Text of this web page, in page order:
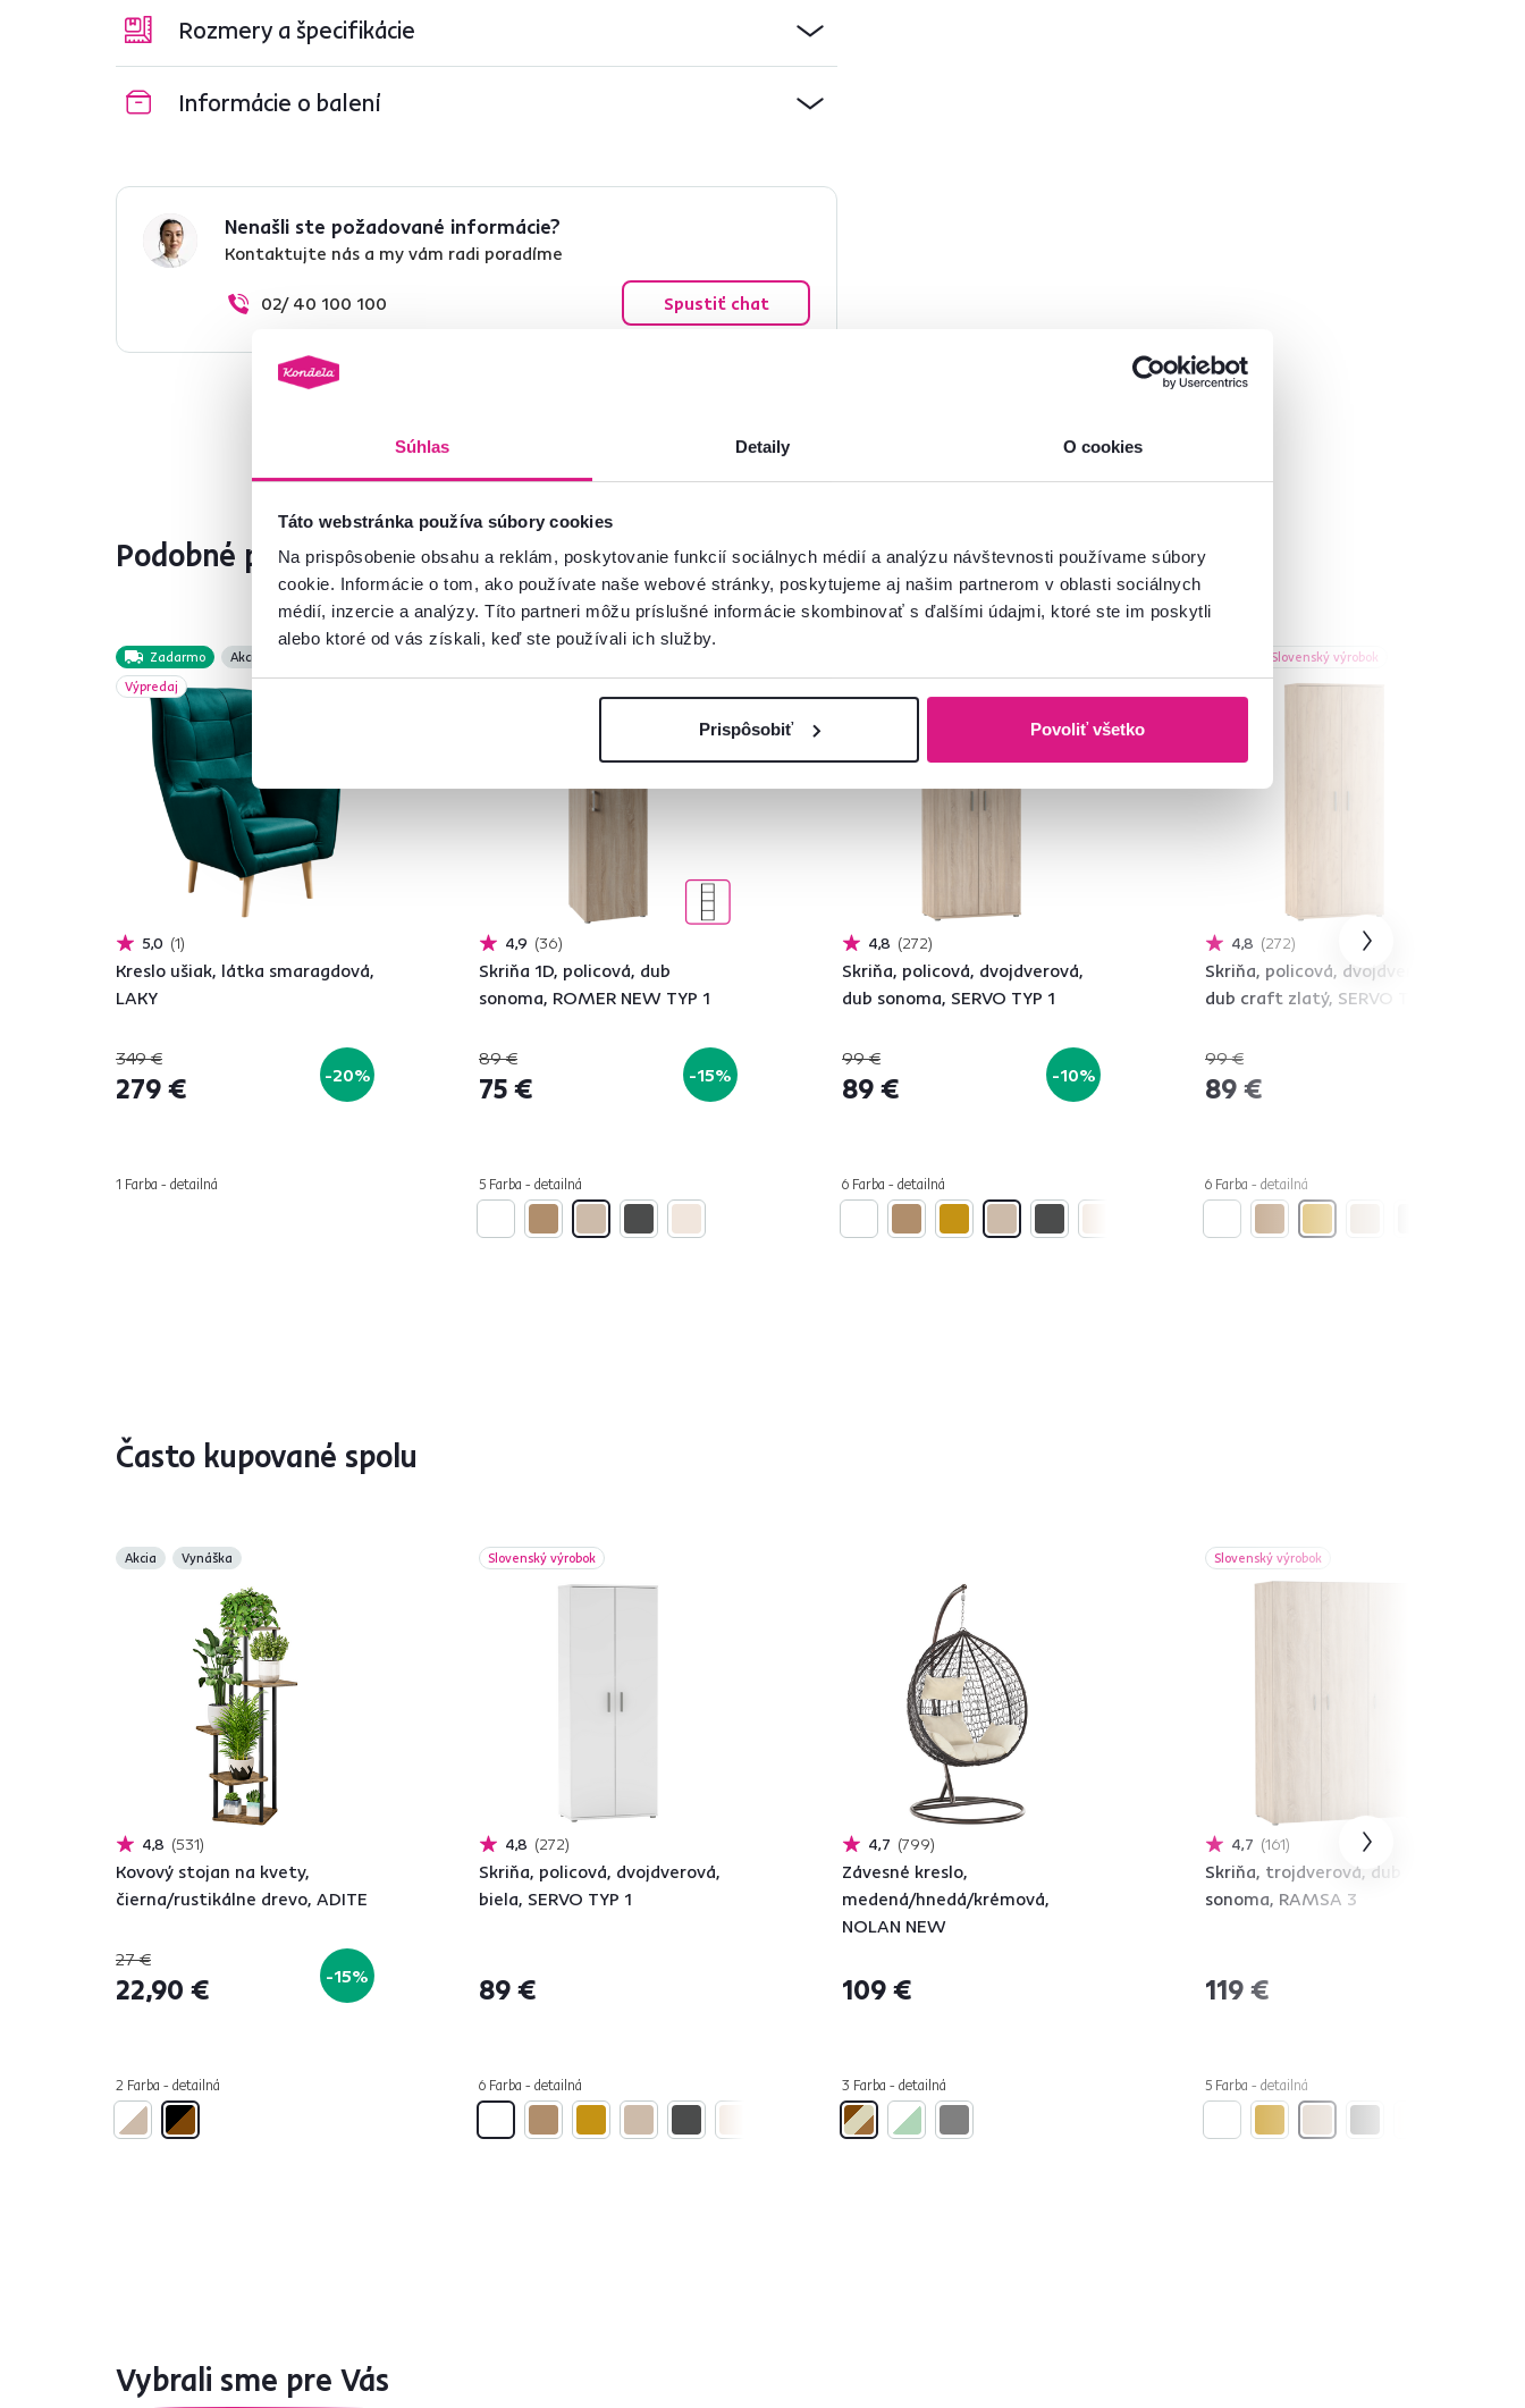
Súhlas Detaily O cookies
Táto webstránka používa súbory cookies
Na prispôsobenie obsahu a reklám, poskytovanie funkcií sociálnych médií a analýzu návštevnosti používame súbory
cookie. Informácie o tom, ako používate naše webové stránky, poskytujeme aj našim partnerom v oblasti sociálnych
médií, inzercie a analýzy. Títo partneri môžu príslušné informácie skombinovať s ďalšími údajmi, ktoré ste im poskytli
alebo ktoré od vás získali, keď ste používali ich služby.
Prispôsobiť Povoliť všetko
Rozmery a špecifikácie
Informácie o balení
Nenašli ste požadované informácie?
Kontaktujte nás a my vám radi poradíme
02/ 40 100 100 Spustiť chat
Podobné produkty
Zadarmo
Akcia
Výpredaj
5,0 1
Kreslo ušiak, látka smaragdová,
LAKY
349 €
279 € -20%
1 Farba - detailná
4,9 36
Skriňa 1D, policová, dub
sonoma, ROMER NEW TYP 1
89 €
75 € -15%
5 Farba - detailná
4,8 272
Skriňa, policová, dvojdverová,
dub sonoma, SERVO TYP 1
99 €
89 € -10%
6 Farba - detailná
Slovenský výrobok
4,8 272
Skriňa, policová, dvojdverová,
dub craft zlatý, SERVO TYP 1
99 €
89 €
6 Farba - detailná
Často kupované spolu
Akcia Vynáška
4,8 531
Kovový stojan na kvety,
čierna/rustikálne drevo, ADITE
27 €
22,90 € -15%
2 Farba - detailná
Slovenský výrobok
4,8 272
Skriňa, policová, dvojdverová,
biela, SERVO TYP 1
89 €
6 Farba - detailná
4,7 799
Závesné kreslo,
medená/hnedá/krémová,
NOLAN NEW
109 €
3 Farba - detailná
Slovenský výrobok
4,7 161
Skriňa, trojdverová, dub
sonoma, RAMSA 3
119 €
5 Farba - detailná
Vybrali sme pre Vás